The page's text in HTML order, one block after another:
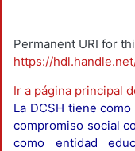
Permanent URI for
https://
Ir a página principal
La DCSH tiene
compromiso social
como entidad